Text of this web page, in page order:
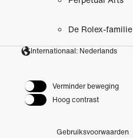
De Rolex-familie
Internationaal: Nederlands
Verminder beweging
Hoog contrast
Gebruiksvoorwaarden